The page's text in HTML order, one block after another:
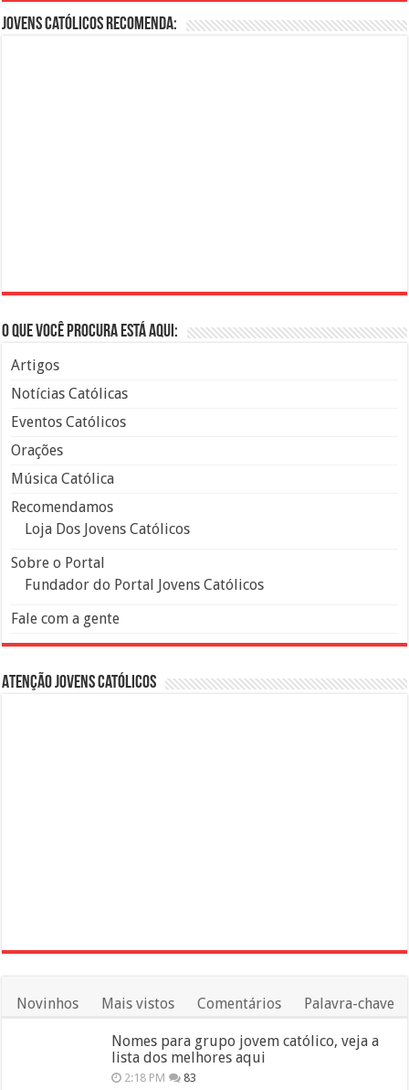
Jovens Católicos Recomenda:
O que você procura está aqui:
Artigos
Notícias Católicas
Eventos Católicos
Orações
Música Católica
Recomendamos
Loja Dos Jovens Católicos
Sobre o Portal
Fundador do Portal Jovens Católicos
Fale com a gente
Atenção Jovens Católicos
Novinhos Mais vistos Comentários Palavra-chave
Nomes para grupo jovem católico, veja a
lista dos melhores aqui
2:18 PM 83